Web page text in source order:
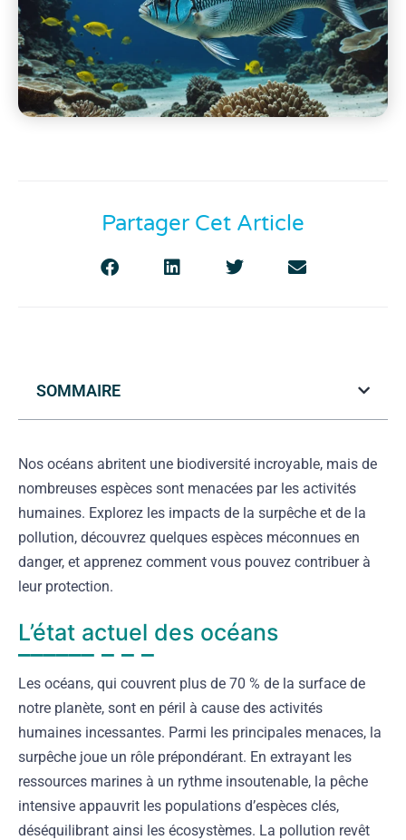
Partager Cet Article
SOMMAIRE
Nos océans abritent une biodiversité incroyable, mais de
nombreuses espèces sont menacées par les activités
humaines. Explorez les impacts de la surpêche et de la
pollution, découvrez quelques espèces méconnues en
danger, et apprenez comment vous pouvez contribuer à
leur protection.
L’état actuel des océans
Les océans, qui couvrent plus de 70 % de la surface de
notre planète, sont en péril à cause des activités
humaines incessantes. Parmi les principales menaces, la
surpêche joue un rôle prépondérant. En extrayant les
ressources marines à un rythme insoutenable, la pêche
intensive appauvrit les populations d’espèces clés,
déséquilibrant ainsi les écosystèmes. La pollution revêt